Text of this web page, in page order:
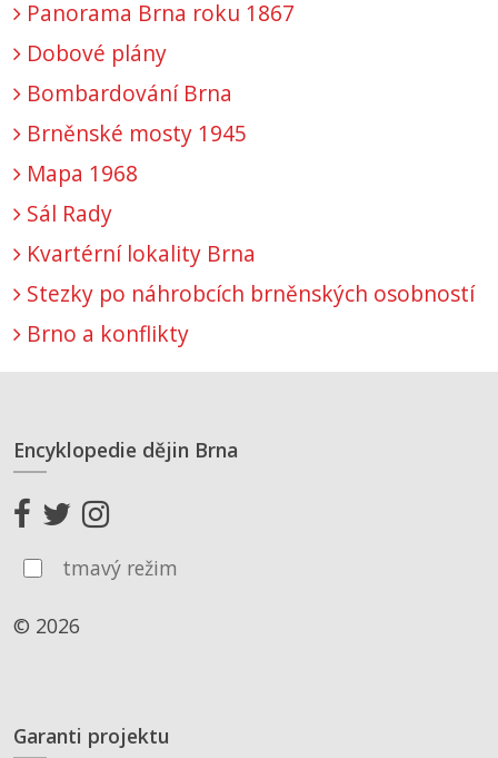
Panorama Brna roku 1867
Dobové plány
Bombardování Brna
Brněnské mosty 1945
Mapa 1968
Sál Rady
Kvartérní lokality Brna
Stezky po náhrobcích brněnských osobností
Brno a konflikty
Encyklopedie dějin Brna
tmavý režim
© 2026
Garanti projektu